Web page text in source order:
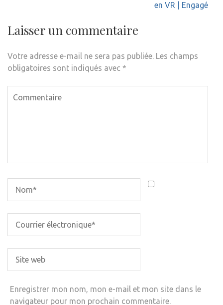
en VR | Engagé
Laisser un commentaire
Votre adresse e-mail ne sera pas publiée. Les champs
obligatoires sont indiqués avec *
Enregistrer mon nom, mon e-mail et mon site dans le
navigateur pour mon prochain commentaire.